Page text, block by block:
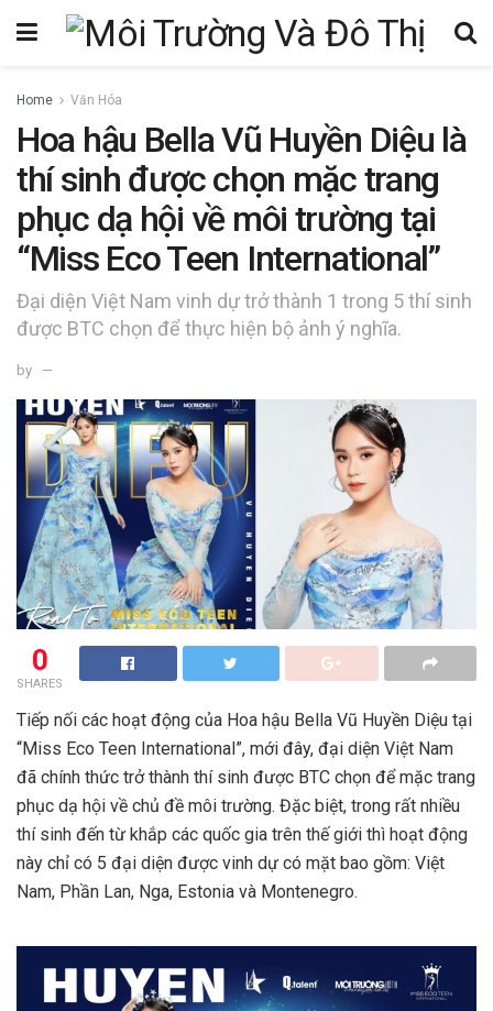
Home Văn Hóa
Hoa hậu Bella Vũ Huyền Diệu là
thí sinh được chọn mặc trang
phục dạ hội về môi trường tại
“Miss Eco Teen International”
Đại diện Việt Nam vinh dự trở thành 1 trong 5 thí sinh
được BTC chọn để thực hiện bộ ảnh ý nghĩa.
by
0
SHARES
Tiếp nối các hoạt động của Hoa hậu Bella Vũ Huyền Diệu tại
“Miss Eco Teen International”, mới đây, đại diện Việt Nam
đã chính thức trở thành thí sinh được BTC chọn để mặc trang
phục dạ hội về chủ đề môi trường. Đặc biệt, trong rất nhiều
thí sinh đến từ khắp các quốc gia trên thế giới thì hoạt động
này chỉ có 5 đại diện được vinh dự có mặt bao gồm: Việt
Nam, Phần Lan, Nga, Estonia và Montenegro.